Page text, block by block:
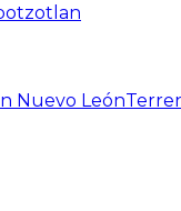
Nuevo León